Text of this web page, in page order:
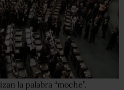
la palabra “moche”.